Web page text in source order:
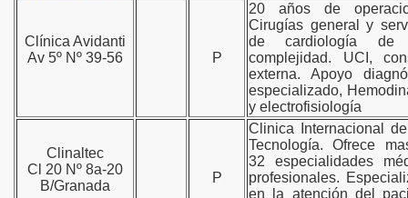
Clínica Avidanti
Av 5º Nº 39-56
P
20 años de
Cirugías general y
de cardiología de
complejidad. UCI,
externa. Apoyo
especializado,
y electrofisiología
Clinaltec
Cl 20 Nº 8a-20
B/Granada
P
Clinica Internacional
Tecnología. Ofrece
32 especialidades
profesionales.
en la atención del